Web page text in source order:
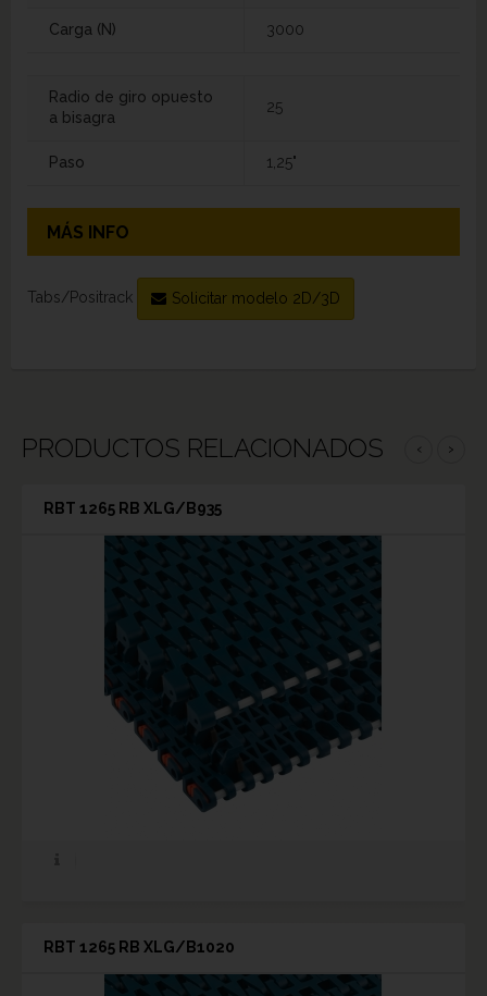
Carga (N) 3000
Radio de giro opuesto
a bisagra
25
Paso 1,25"
MÁS INFO
Tabs/Positrack Solicitar modelo 2D/3D
PRODUCTOS RELACIONADOS ‹ ›
RBT 1265 RB XLG/B935
RBT 1265 RB XLG/B1020